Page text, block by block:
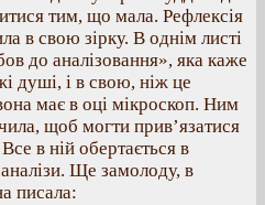
тим, що мала. Рефлексія
в свою зірку. В однім листі
до аналізовання», яка каже
душі, і в свою, ніж це
має в оці мікроскоп. Ним
щоб могти прив’язатися
в ній обертається в
Ще замолоду, в
писала: